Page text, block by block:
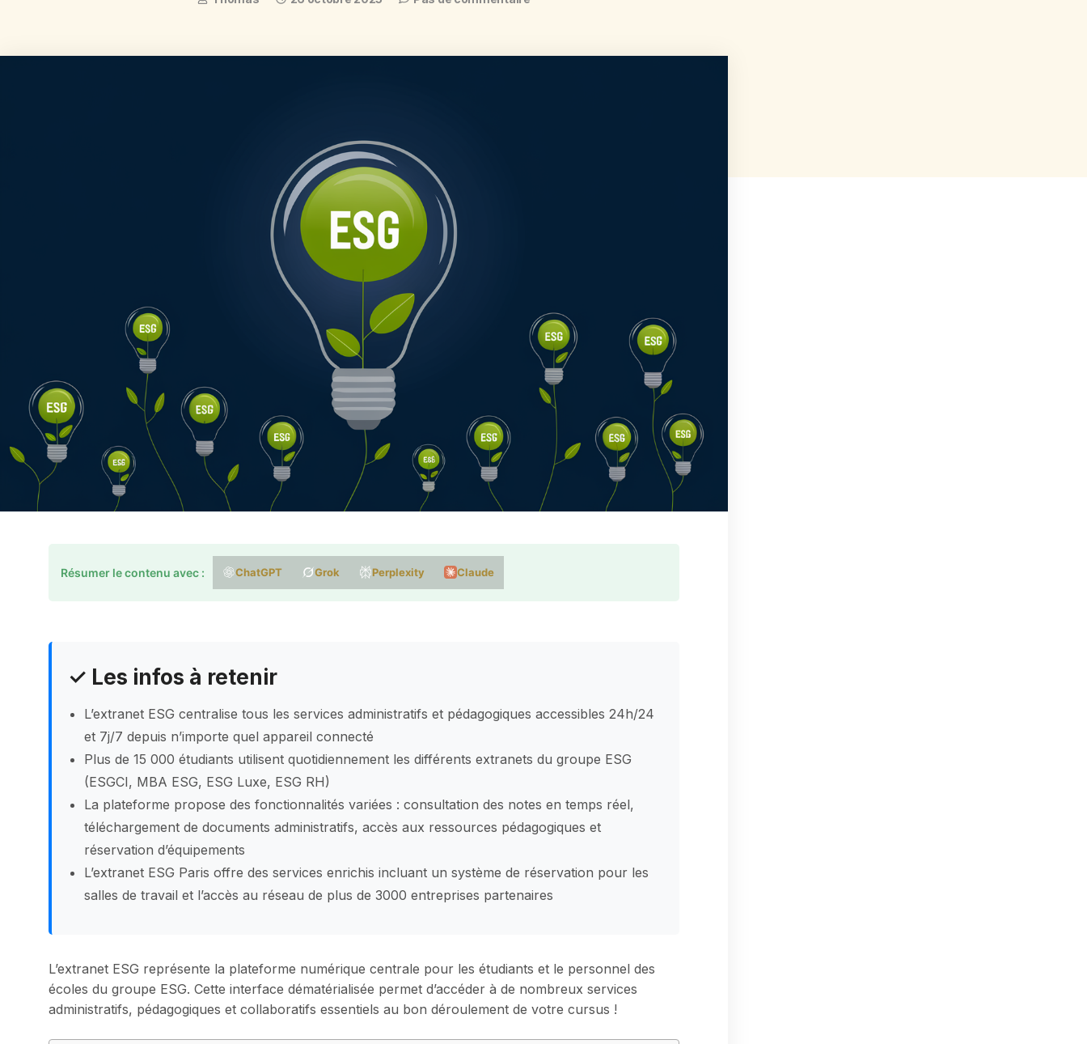
Résumer le contenu avec : ChatGPT Grok Perplexity Claude
✓ Les infos à retenir
L’extranet ESG centralise tous les services administratifs et pédagogiques accessibles 24h/24
et 7j/7 depuis n’importe quel appareil connecté
Plus de 15 000 étudiants utilisent quotidiennement les différents extranets du groupe ESG
(ESGCI, MBA ESG, ESG Luxe, ESG RH)
La plateforme propose des fonctionnalités variées : consultation des notes en temps réel,
téléchargement de documents administratifs, accès aux ressources pédagogiques et
réservation d’équipements
L’extranet ESG Paris offre des services enrichis incluant un système de réservation pour les
salles de travail et l’accès au réseau de plus de 3000 entreprises partenaires
L’extranet ESG représente la plateforme numérique centrale pour les étudiants et le personnel des
écoles du groupe ESG. Cette interface dématérialisée permet d’accéder à de nombreux services
administratifs, pédagogiques et collaboratifs essentiels au bon déroulement de votre cursus !